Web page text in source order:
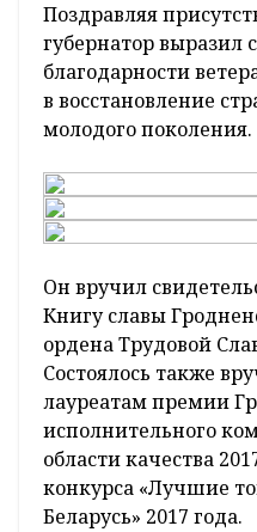
Поздравляя
губернатор выразил
благодарности
в восстановление
молодого поколения.
Он вручил
Книгу славы
ордена Трудовой
Состоялось также
лауреатам премии
исполнительного
области качества
конкурса «Лучшие
Беларусь» 2017 года.